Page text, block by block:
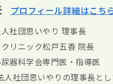
プロフィール詳細はこち
社団思いやり 理事長
リニック松戸五香 院長
器科学会専門医・指導医
人社団思いやりの理事長と